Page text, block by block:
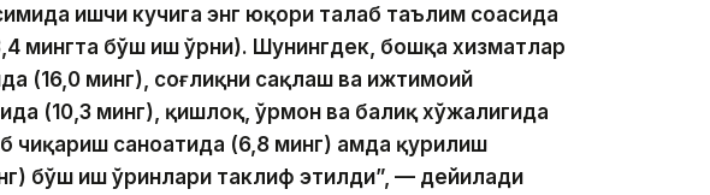
ишчи кучига энг юқори талаб таълим соҳасида
мингта бўш иш ўрни). Шунингдек, бошқа хизматлар
(16,0 минг), соғлиқни сақлаш ва ижтимоий
(10,3 минг), қишлоқ, ўрмон ва балиқ хўжалигида
чиқариш саноатида (6,8 минг) ҳамда қурилиш
бўш иш ўринлари таклиф этилди”, — дейилади